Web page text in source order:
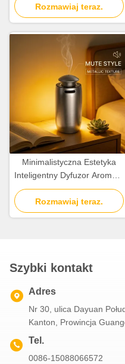
2600 mAh, dyfuzor
aromaterapeutyczny do
domu
Rozmawiaj teraz.
Minimalistyczna Estetyka
Inteligentny Dyfuzor Aromatu
Ze Stopu Aluminium Z
Dyfuzją Zimnego Powietrza
Rozmawiaj teraz.
Szybki kontakt
Adres
Nr 30, ulica Dayuan
Kanton, Prowincja
Tel.
0086-15088066572